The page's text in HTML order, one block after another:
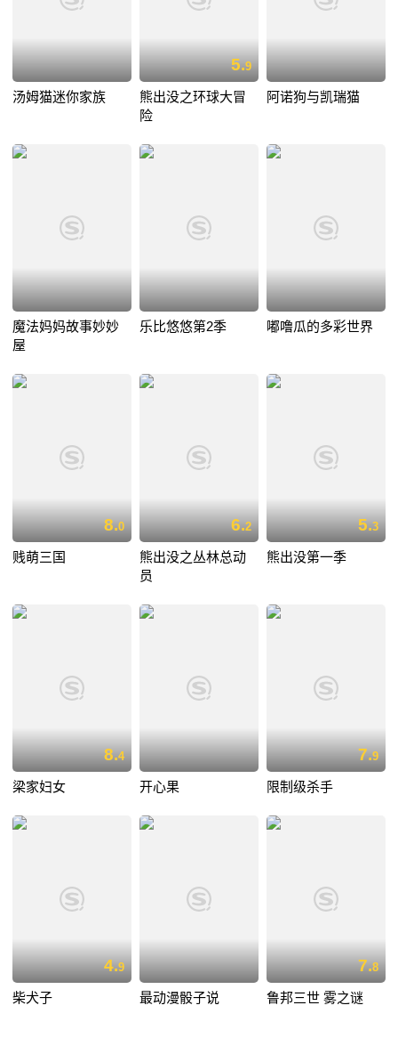
汤姆猫迷你家族
5.9
熊出没之环球大冒
险
阿诺狗与凯瑞猫
魔法妈妈故事妙妙
屋
乐比悠悠第2季 嘟噜瓜的多彩世界
8.0
贱萌三国
6.2
熊出没之丛林总动
员
5.3
熊出没第一季
8.4
梁家妇女 开心果
7.9
限制级杀手
4.9
柴犬子 最动漫骰子说
7.8
鲁邦三世 雾之谜